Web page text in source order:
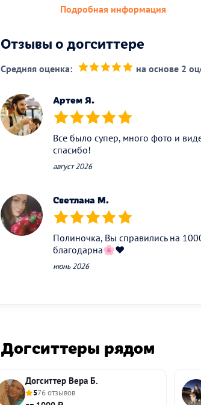
Подробная информация
Отзывы о догситтере
Средняя оценка: на основе 2
Артем Я.
(*) (*) (*) (*) (*)
Все было супер, много фото и
спасибо!
август 2026
Светлана М.
(*) (*) (*) (*) (*)
Полиночка, Вы справились на
благодарна🌸❤️
июнь 2026
Догситтеры рядом
Догситтер Вера Б.
576 отзывов